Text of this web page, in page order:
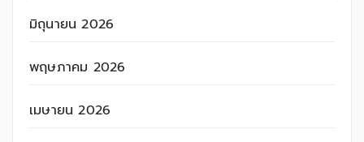
มิถุนายน 2026
พฤษภาคม 2026
เมษายน 2026